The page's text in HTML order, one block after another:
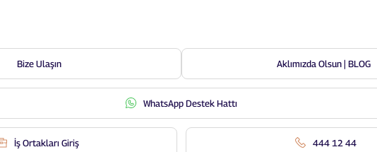
Bize Ulaşın Aklımızda Olsun | BLOG
WhatsApp Destek Hattı
İş Ortakları Giriş 444 12 44